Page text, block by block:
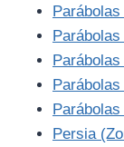
Persia